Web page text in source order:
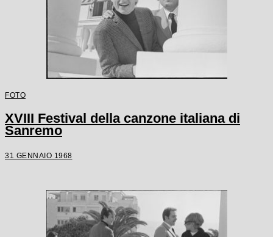
FOTO
XVIII Festival della canzone italiana di
Sanremo
31 GENNAIO 1968